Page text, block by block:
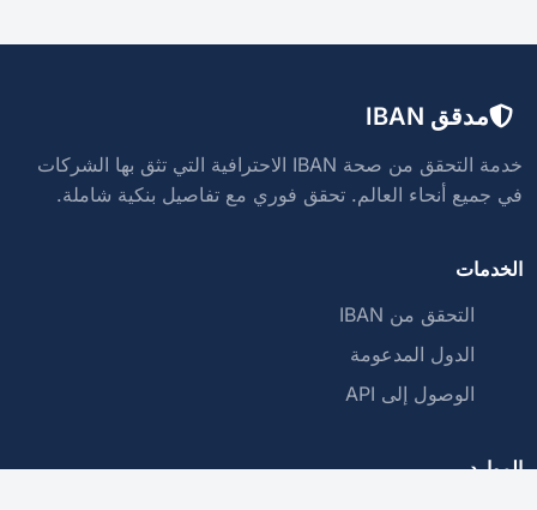
مدقق IBAN
خدمة التحقق من صحة IBAN الاحترافية التي تثق بها الشركات
في جميع أنحاء العالم. تحقق فوري مع تفاصيل بنكية شاملة.
الخدمات
التحقق من IBAN
الدول المدعومة
الوصول إلى API
الموارد